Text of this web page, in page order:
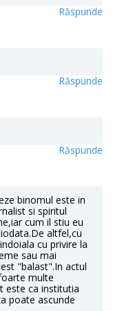
Răspunde
Răspunde
Răspunde
binomul este in
si spiritul
cum il stiu eu
altfel,cu
cu privire la
sau mai
"balast".In actul
multe
este ca institutia
poate ascunde